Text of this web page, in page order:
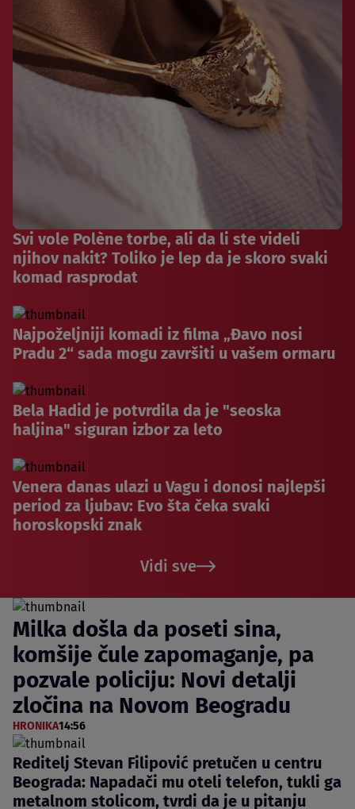
Svi vole Polène torbe, ali da li ste videli
njihov nakit? Toliko je lep da je skoro svaki
komad rasprodat
Najpoželjniji komadi iz filma „Đavo nosi
Pradu 2“ sada mogu završiti u vašem ormaru
Bela Hadid je potvrdila da je "seoska
haljina" siguran izbor za leto
Venera danas ulazi u Vagu i donosi najlepši
period za ljubav: Evo šta čeka svaki
horoskopski znak
Vidi sve
Milka došla da poseti sina,
komšije čule zapomaganje, pa
pozvale policiju: Novi detalji
zločina na Novom Beogradu
HRONIKA14:56
Reditelj Stevan Filipović pretučen u centru
Beograda: Napadači mu oteli telefon, tukli ga
metalnom stolicom, tvrdi da je u pitanju